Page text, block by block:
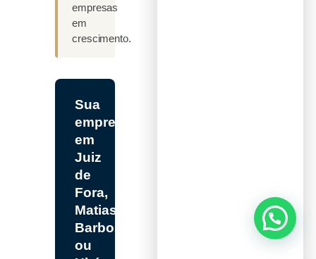
empresas
em
crescimento.
Sua
empresa
em
Juiz
de
Fora,
Matias
Barbosa
ou